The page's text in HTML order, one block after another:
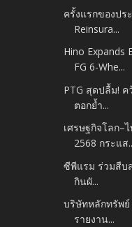
ครั้งแรกของปร
Reinsura...
Hino Expands
FG 6-Whe...
PTG สุดปลื้ม! ค
ตอกย้ำ...
เศรษฐกิจโลก–
2568 กระแส
ซีพีแรม ร่วมสืบ
กินผั...
บริษัทหลักทรัพย์
รายงาน...